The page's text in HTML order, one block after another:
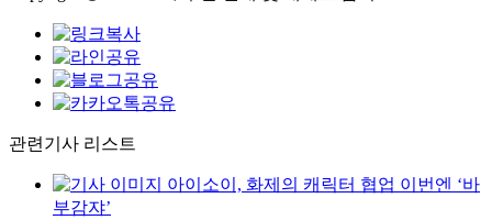
관련기사 리스트
아이소이, 화제의 캐릭터 협업 이번엔 ‘바
부감쟈’